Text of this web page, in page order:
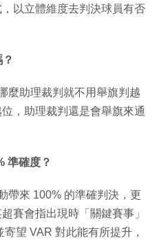
以立體維度去判決球員有否
麼助理裁判就不用舉旗判越
，助理裁判還是會舉旗來通
準確度？
帶來 100% 的準確判決，更
賽會指出現時「關鍵賽事」
望 VAR 對此能有所提升，